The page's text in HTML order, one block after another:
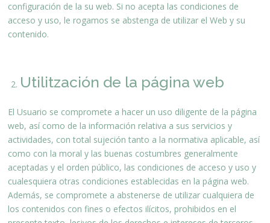
configuración de la su web. Si no acepta las condiciones de
acceso y uso, le rogamos se abstenga de utilizar el Web y su
contenido.
Utilitzación de la página web
El Usuario se compromete a hacer un uso diligente de la página
web, así como de la información relativa a sus servicios y
actividades, con total sujeción tanto a la normativa aplicable, así
como con la moral y las buenas costumbres generalmente
aceptadas y el orden público, las condiciones de acceso y uso y
cualesquiera otras condiciones establecidas en la página web.
Además, se compromete a abstenerse de utilizar cualquiera de
los contenidos con fines o efectos ilícitos, prohibidos en el